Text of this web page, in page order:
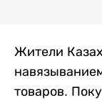
Жители
товаров.